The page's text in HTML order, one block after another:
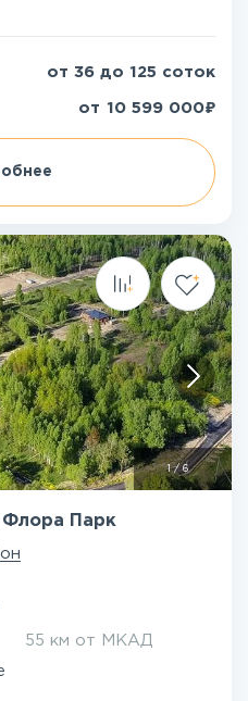
от 36 до 125 соток
от 10 599 000₽
1/6
Флора Парк
55 км от МКАД